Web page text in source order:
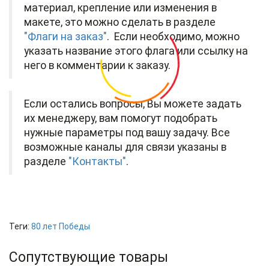
материал, крепление или изменения в
макете, это можно сделать в разделе
"Флаги на заказ". Если необходимо, можно
указать название этого флага или ссылку на
него в комментарии к заказу.
Если остались вопросы, Вы можете задать
их менеджеру, вам помогут подобрать
нужные параметры под вашу задачу. Все
возможные каналы для связи указаны в
разделе "Контакты".
Теги: 80 лет Победы
Сопутствующие товары